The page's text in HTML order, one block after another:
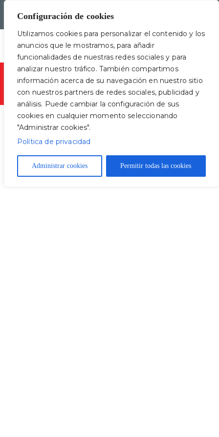
Configuración de cookies
Utilizamos cookies para personalizar el contenido y los
anuncios que le mostramos, para añadir
funcionalidades de nuestras redes sociales y para
analizar nuestro tráfico. También compartimos
información acerca de su navegación en nuestro sitio
con nuestros partners de redes sociales, publicidad y
análisis. Puede cambiar la configuración de sus
cookies en cualquier momento seleccionando
"Administrar cookies".
Política de privacidad
Administrar cookies Permitir todas las cookies
¿Hablamos por WhatsApp?
2401 4141 - Montevideo 4224 4114 - Maldonado